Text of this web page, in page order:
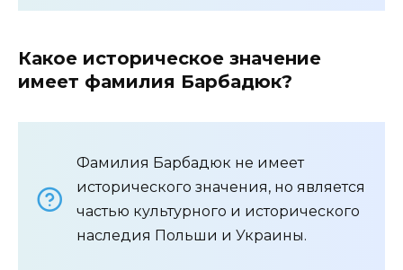
Какое историческое значение
имеет фамилия Барбадюк?
Фамилия Барбадюк не имеет
исторического значения, но является
частью культурного и исторического
наследия Польши и Украины.